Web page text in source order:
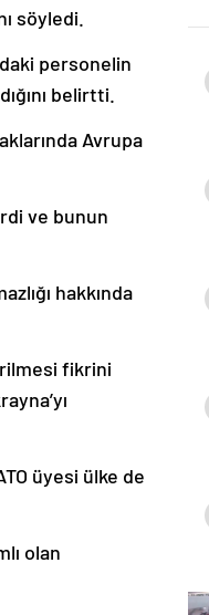
söyledi.
personelin
belirtti.
Avrupa
ve bunun
hakkında
fikrini
üyesi ülke de
olan